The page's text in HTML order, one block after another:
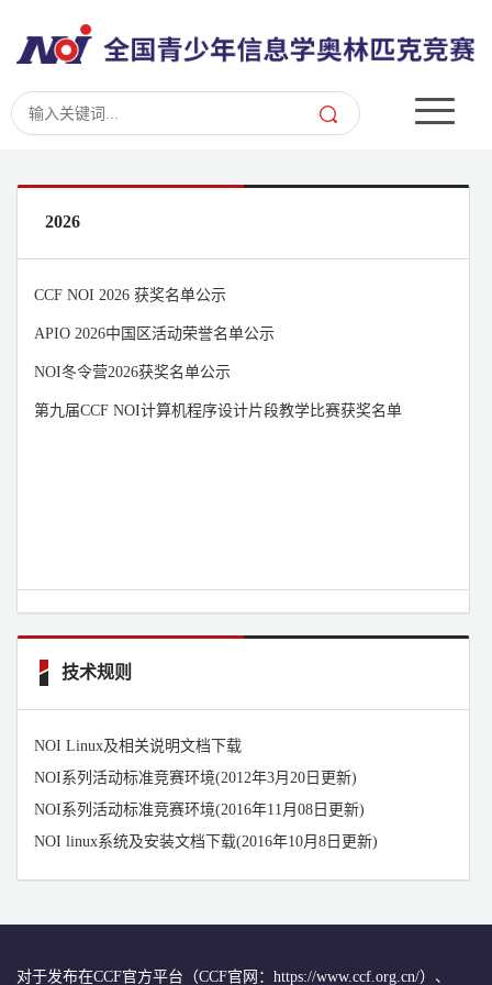
2026
CCF NOI 2026 获奖名单公示
APIO 2026中国区活动荣誉名单公示
NOI冬令营2026获奖名单公示
第九届CCF NOI计算机程序设计片段教学比赛获奖名单
技术规则
NOI Linux及相关说明文档下载
NOI系列活动标准竞赛环境(2012年3月20日更新)
NOI系列活动标准竞赛环境(2016年11月08日更新)
NOI linux系统及安装文档下载(2016年10月8日更新)
对于发布在CCF官方平台（CCF官网：https://www.ccf.org.cn/）、